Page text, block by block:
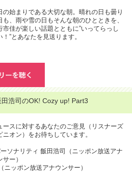
の始まりである大切な朝。晴れの日も曇り
も、雨や雪の日もそんな朝のひとときを、
市佳が楽しい話題とともに”いってらっし
！”とあなたを見送ります。
田浩司のOK! Cozy up! Part3
ースに対するあなたのご意見（リスナーズ
ニオン）をお待ちしています。
ソナリティ 飯田浩司（ニッポン放送アナ
サー）
ッポン放送アナウンサー）